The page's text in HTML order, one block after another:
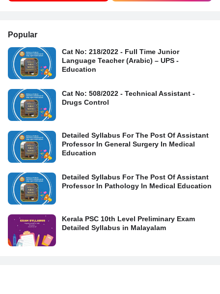
Popular
Cat No: 218/2022 - Full Time Junior
Language Teacher (Arabic) – UPS -
Education
Cat No: 508/2022 - Technical Assistant -
Drugs Control
Detailed Syllabus For The Post Of Assistant
Professor In General Surgery In Medical
Education
Detailed Syllabus For The Post Of Assistant
Professor In Pathology In Medical Education
Kerala PSC 10th Level Preliminary Exam
Detailed Syllabus in Malayalam